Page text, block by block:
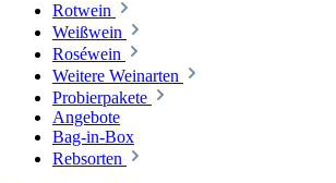
Rotwein
Weißwein
Roséwein
Weitere Weinarten
Probierpakete
Angebote
Bag-in-Box
Rebsorten